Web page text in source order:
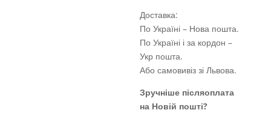
Доставка:
По Україні – Нова пошта.
По Україні і за кордон –
Укр пошта.
Або самовивіз зі Львова.
Зручніше післяоплата
на Новій пошті?